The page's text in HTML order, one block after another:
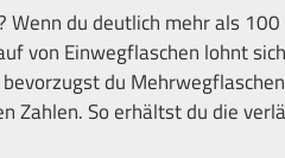
Wenn du deutlich mehr als
von Einwegflaschen lohnt
du
Zahlen. So erhältst du die